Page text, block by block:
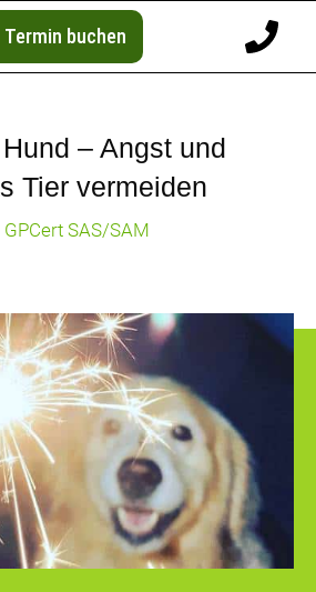
Termin buchen
– Angst und
Tier vermeiden
SAS/SAM